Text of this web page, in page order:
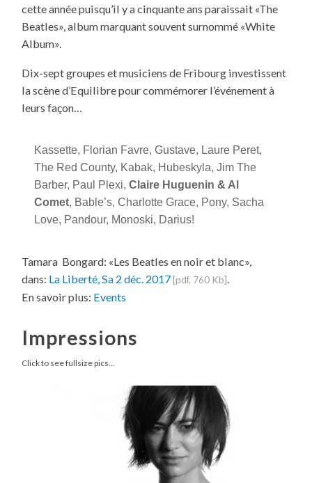
cette année puisqu’il y a cinquante ans paraissait «The
Beatles», album marquant souvent surnommé «White
Album».
Dix-sept groupes et musiciens de Fribourg investissent
la scène d’Equilibre pour commémorer l’événement à
leurs façon…
Kassette, Florian Favre, Gustave, Laure Peret,
The Red County, Kabak, Hubeskyla, Jim The
Barber, Paul Plexi,Claire Huguenin & Al
Comet, Bable’s, Charlotte Grace, Pony, Sacha
Love, Pandour, Monoski, Darius!
Tamara Bongard: «Les Beatles en noir et blanc»,
dans: La Liberté, Sa 2 déc. 2017 [pdf, 760 Kb].
En savoir plus: Events
Impressions
Click to see fullsize pics…